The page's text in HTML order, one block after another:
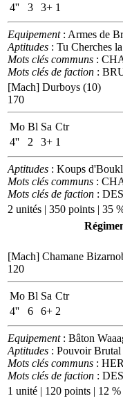
4''
3 3+ 1
Equipement: Armes de
Aptitudes : Tu Cherches
Mots clés communs :
Mots clés de faction :
[Mach] Durboys (10)
170
Mo Bl Sa Ctr
4''
2 3+ 1
Aptitudes : Koups
Mots clés communs :
Mots clés de faction :
2 unités | 350 points | 35
[Mach] Chamane
120
Mo Bl Sa Ctr
4''
6 6+ 2
Equipement: Bâton
Aptitudes : Pouvoir Brutal
Mots clés communs :
Mots clés de faction :
1 unité | 120 points | 12 %